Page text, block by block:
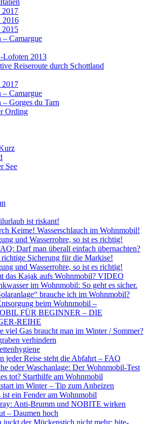
2017
2016
2015
– Camargue
Lofoten 2013
Reiseroute durch Schottland
2017
– Camargue
– Gorges du Tarn
Ording
See
ist riskant!
Keime! Wasserschlauch im Wohnmobil!
und Wasserrohre, so ist es richtig!
Darf man überall einfach übernachten?
Sicherung für die Markise!
und Wasserrohre, so ist es richtig!
das Kajak aufs Wohnmobil? VIDEO
im Wohnmobil: So geht es sicher.
brauche ich im Wohnmobil?
beim Wohnmobil –
FÜR BEGINNER – DIE
REIHE
viel Gas braucht man im Winter / Sommer?
verhindern
jeder Reise steht die Abfahrt – FAQ
oder Waschanlage: Der Wohnmobil-Test
tot? Starthilfe am Wohnmobil
im Winter – Tip zum Anheizen
ein Fender am Wohnmobil
Anti-Brumm und NOBITE wirken
– Daumen hoch
juckt der Mückenstich nicht mehr: bite-